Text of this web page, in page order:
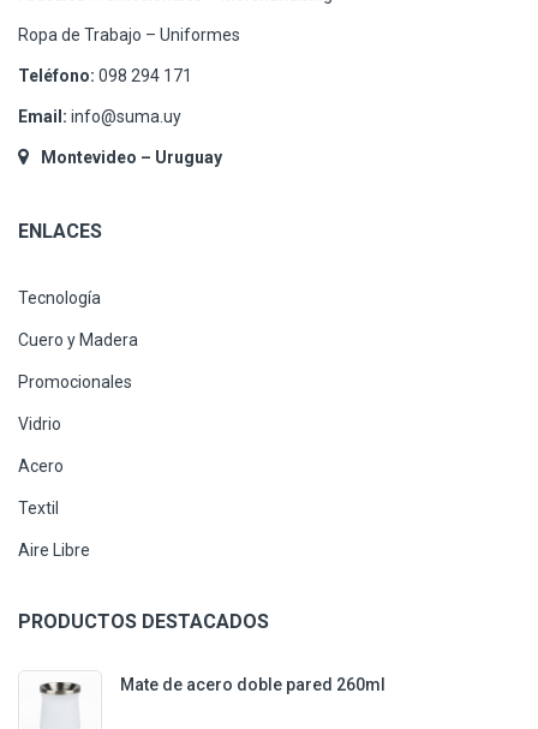
Ropa de Trabajo – Uniformes
Teléfono: 098 294 171
Email: info@suma.uy
Montevideo – Uruguay
ENLACES
Tecnología
Cuero y Madera
Promocionales
Vidrio
Acero
Textil
Aire Libre
PRODUCTOS DESTACADOS
Mate de acero doble pared 260ml